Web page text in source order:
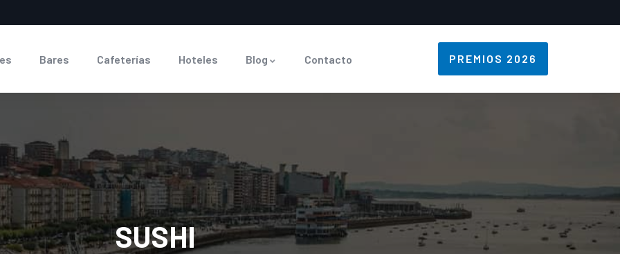
Bares Cafeterías Hoteles Blog Contacto PREMIOS 2026
SUSHI